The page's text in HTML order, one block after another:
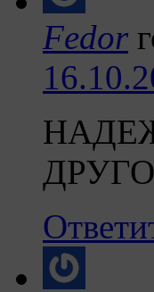
Fedor